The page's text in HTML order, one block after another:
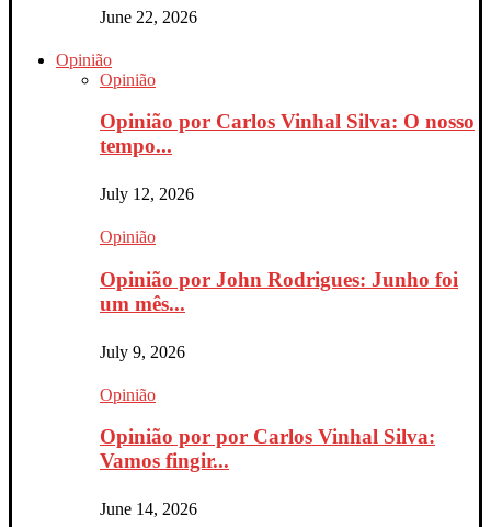
June 22, 2026
Opinião
Opinião
Opinião por Carlos Vinhal Silva: O nosso
tempo...
July 12, 2026
Opinião
Opinião por John Rodrigues: Junho foi
um mês...
July 9, 2026
Opinião
Opinião por por Carlos Vinhal Silva:
Vamos fingir...
June 14, 2026